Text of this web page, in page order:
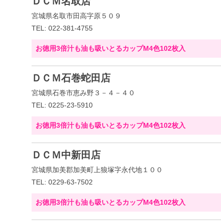
宮城県名取市田高字原５０９
TEL: 022-381-4755
お徳用3倍汁も油も吸いとるカップM4色102枚入
ＤＣＭ石巻蛇田店
宮城県石巻市恵み野３－４－４０
TEL: 0225-23-5910
お徳用3倍汁も油も吸いとるカップM4色102枚入
ＤＣＭ中新田店
宮城県加美郡加美町上狼塚字永代地１００
TEL: 0229-63-7502
お徳用3倍汁も油も吸いとるカップM4色102枚入